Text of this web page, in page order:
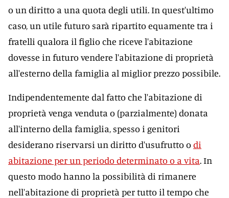
o un diritto a una quota degli utili. In quest'ultimo
caso, un utile futuro sarà ripartito equamente tra i
fratelli qualora il figlio che riceve l'abitazione
dovesse in futuro vendere l'abitazione di proprietà
all'esterno della famiglia al miglior prezzo possibile.
Indipendentemente dal fatto che l'abitazione di
proprietà venga venduta o (parzialmente) donata
all'interno della famiglia, spesso i genitori
desiderano riservarsi un diritto d'usufrutto o di
abitazione per un periodo determinato o a vita. In
questo modo hanno la possibilità di rimanere
nell'abitazione di proprietà per tutto il tempo che